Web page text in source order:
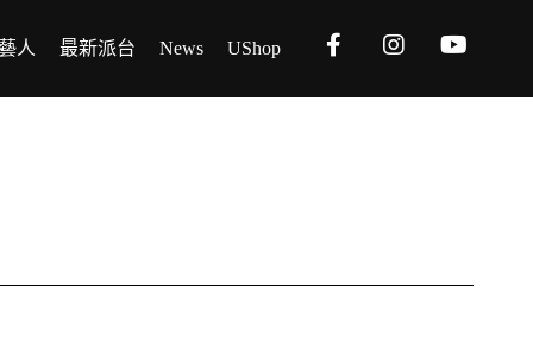
人 最新派台 News UShop